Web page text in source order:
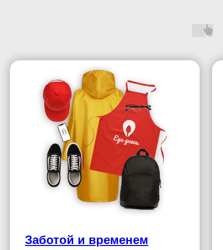
Заботой и временем